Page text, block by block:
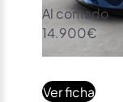
Al contado
14.900€
Ver ficha